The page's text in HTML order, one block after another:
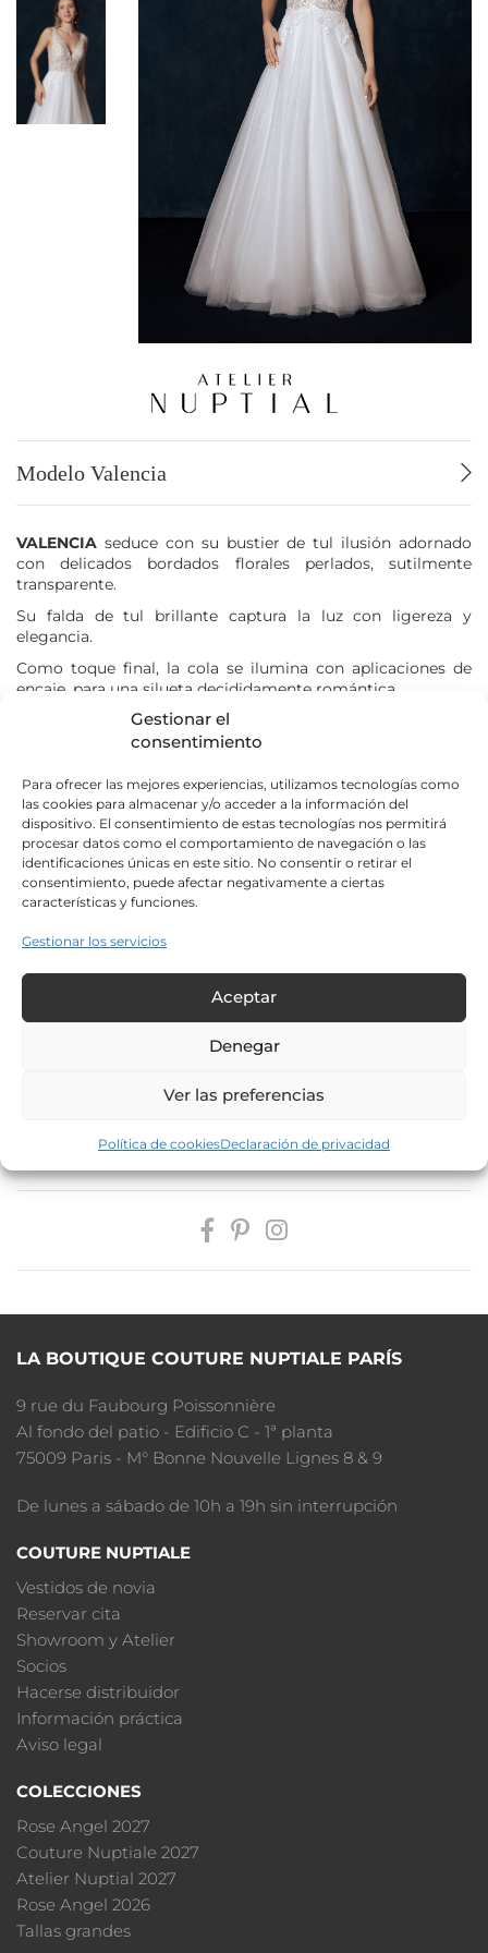
Gestionar el
consentimiento
Para ofrecer las mejores experiencias, utilizamos tecnologías como
las cookies para almacenar y/o acceder a la información del
dispositivo. El consentimiento de estas tecnologías nos permitirá
procesar datos como el comportamiento de navegación o las
identificaciones únicas en este sitio. No consentir o retirar el
consentimiento, puede afectar negativamente a ciertas
características y funciones.
Gestionar los servicios
Aceptar
Denegar
Ver las preferencias
Política de cookiesDeclaración de privacidad
VESTIDOS DE NOVIA HASTA -70%
TALLAS GRANDES
Fluido – Sirena
Voluminoso
POR PRECIO
De 499 a 749 €
De 750 a 999 €
De 1250 a 1499 €
De 1750 a 1999 €
De 2000 a 2500 €
POR MARCA
Atelier Nuptial 2027
Couture Nuptiale 2027
Rose Angel 2026
MI SELECCIÓN
Aucun produit dans votre sélection
Modelo Valencia
VALENCIA seduce con su bustier de tul ilusión adornado
con delicados bordados florales perlados, sutilmente
transparente.
Su falda de tul brillante captura la luz con ligereza y
elegancia.
Como toque final, la cola se ilumina con aplicaciones de
encaje, para una silueta decididamente romántica.
Nuestras costureras pueden proponerle modificaciones en
este modelo (que dan lugar a un presupuesto) durante su
cita.
¿Cuál es mi talla?
AÑADIR A MI SELECCIÓN
PAGA A PLAZOS
LA BOUTIQUE COUTURE NUPTIALE PARÍS
9 rue du Faubourg Poissonnière
Al fondo del patio - Edificio C - 1ª planta
75009 Paris - M° Bonne Nouvelle Lignes 8 & 9
De lunes a sábado de 10h a 19h sin interrupción
COUTURE NUPTIALE
Vestidos de novia
Reservar cita
Showroom y Atelier
Socios
Hacerse distribuidor
Información práctica
Aviso legal
COLECCIONES
Rose Angel 2027
Couture Nuptiale 2027
Atelier Nuptial 2027
Rose Angel 2026
Tallas grandes